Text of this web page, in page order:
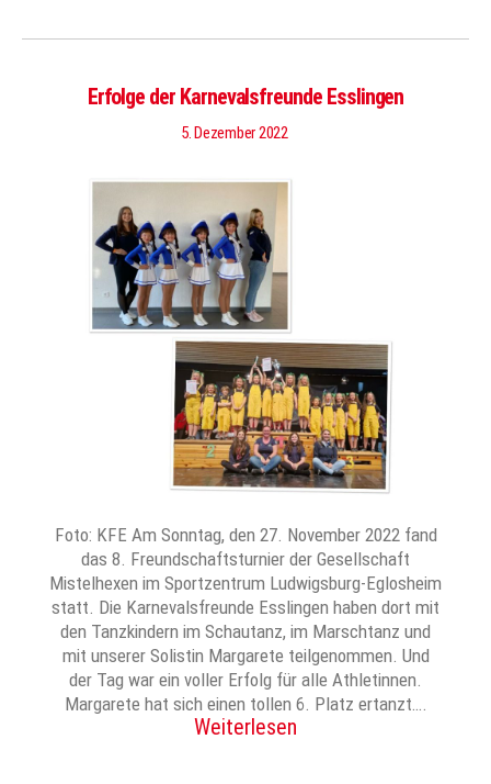
Erfolge der Karnevalsfreunde Esslingen
5. Dezember 2022
Foto: KFE Am Sonntag, den 27. November 2022 fand
das 8. Freundschaftsturnier der Gesellschaft
Mistelhexen im Sportzentrum Ludwigsburg-Eglosheim
statt. Die Karnevalsfreunde Esslingen haben dort mit
den Tanzkindern im Schautanz, im Marschtanz und
mit unserer Solistin Margarete teilgenommen. Und
der Tag war ein voller Erfolg für alle Athletinnen.
Margarete hat sich einen tollen 6. Platz ertanzt….
Weiterlesen